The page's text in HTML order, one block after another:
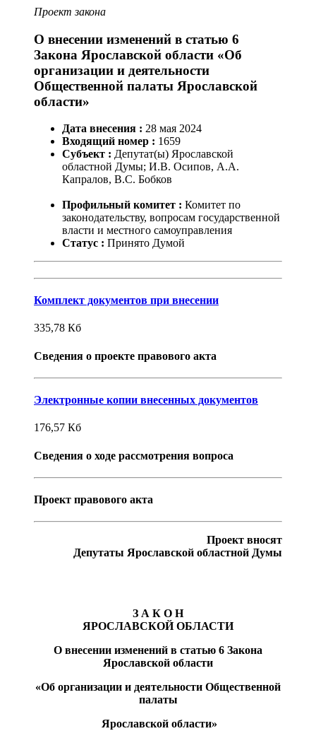
Проект закона
О внесении изменений в статью 6
Закона Ярославской области «Об
организации и деятельности
Общественной палаты Ярославской
области»
Дата внесения : 28 мая 2024
Входящий номер : 1659
Субъект : Депутат(ы) Ярославской
областной Думы; И.В. Осипов, А.А.
Капралов, В.С. Бобков
Профильный комитет : Комитет по
законодательству, вопросам государственной
власти и местного самоуправления
Статус : Принято Думой
Комплект документов при внесении
335,78 Кб
Сведения о проекте правового акта
Электронные копии внесенных документов
176,57 Кб
Сведения о ходе рассмотрения вопроса
Проект правового акта
Проект вносят
Депутаты Ярославской областной Думы
З А К О Н
ЯРОСЛАВСКОЙ ОБЛАСТИ
О внесении изменений в статью 6 Закона
Ярославской области
«Об организации и деятельности Общественной
палаты
Ярославской области»